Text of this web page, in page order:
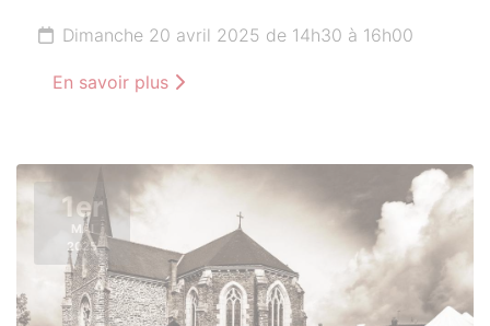
Dimanche 20 avril 2025 de 14h30 à 16h00
En savoir plus
1er
MAI
2025